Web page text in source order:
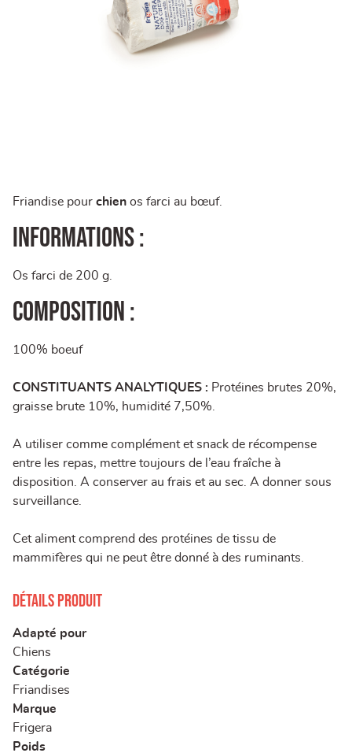
Friandise pour chien os farci au bœuf.
Informations :
Os farci de 200 g.
COMPOSITION :
100% boeuf
CONSTITUANTS ANALYTIQUES : Protéines brutes 20%,
graisse brute 10%, humidité 7,50%.
A utiliser comme complément et snack de récompense
entre les repas, mettre toujours de l’eau fraîche à
disposition. A conserver au frais et au sec. A donner sous
surveillance.
Cet aliment comprend des protéines de tissu de
mammifères qui ne peut être donné à des ruminants.
Détails produit
Adapté pour
Chiens
Catégorie
Friandises
Marque
Frigera
Poids